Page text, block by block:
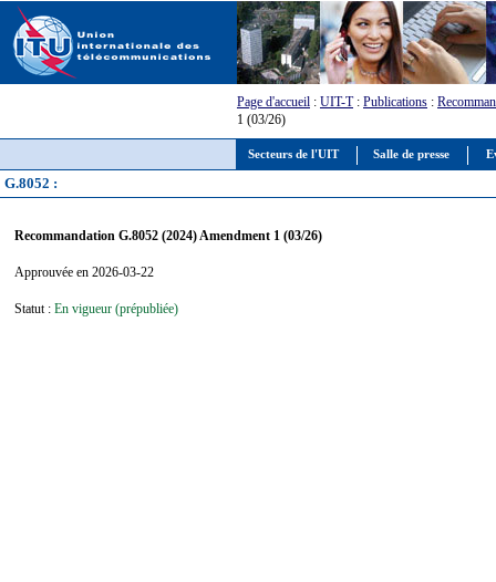
Secteurs de l'UIT Salle de presse
Page d'accueil : UIT-T: Publications :
1 (03/26)
G.8052 :
Recommandation G.8052 (2024) Amendment 1 (03/26)
Approuvée en 2026-03-22
Statut : En vigueur (prépubliée)